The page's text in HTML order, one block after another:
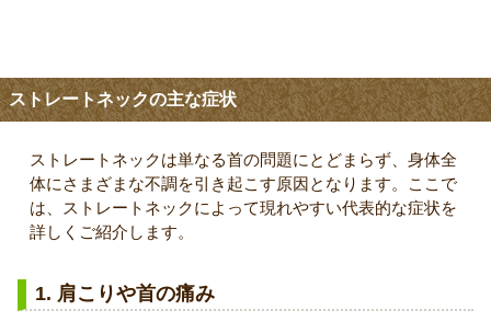
ストレートネックの主な症状
ストレートネックは単なる首の問題にとどまらず、身体全
体にさまざまな不調を引き起こす原因となります。ここで
は、ストレートネックによって現れやすい代表的な症状を
詳しくご紹介します。
1. 肩こりや首の痛み